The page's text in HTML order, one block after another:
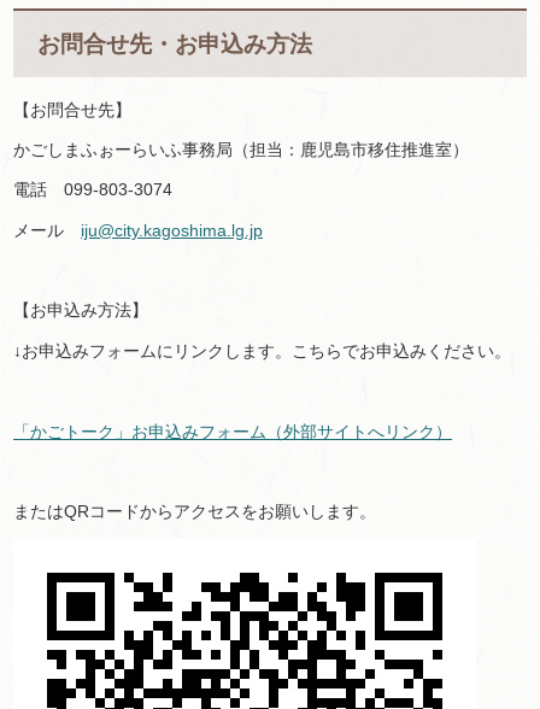
お問合せ先・お申込み方法
【お問合せ先】
かごしまふぉーらいふ事務局（担当：鹿児島市移住推進室）
電話 099-803-3074
メール iju@city.kagoshima.lg.jp
【お申込み方法】
↓お申込みフォームにリンクします。こちらでお申込みください。
「かごトーク」お申込みフォーム（外部サイトへリンク）
またはQRコードからアクセスをお願いします。